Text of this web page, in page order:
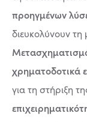
προηγμένων
διευκολύνουν
χρηματοδοτικά
για τη στήριξη